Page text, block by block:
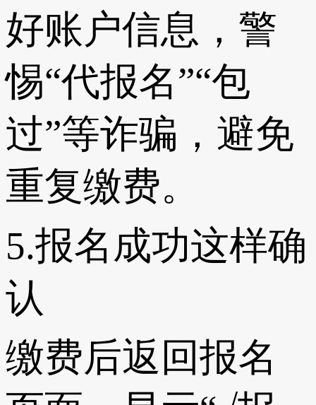
好账户信息，警
惕“代报名”“包
过”等诈骗，避免
重复缴费。
5.报名成功这样确
认
缴费后返回报名